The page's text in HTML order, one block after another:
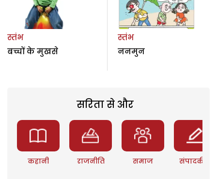
स्तंभ
बच्चों के मुखसे
स्तंभ
ननमुन
सरिता से और
कहानी राजनीति समाज संपादकीय